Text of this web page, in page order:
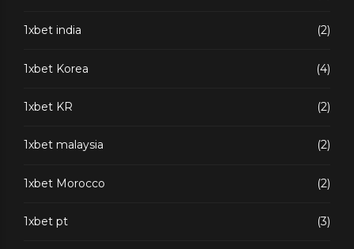
1xbet india (2)
1xbet Korea (4)
1xbet KR (2)
1xbet malaysia (2)
1xbet Morocco (2)
1xbet pt (3)